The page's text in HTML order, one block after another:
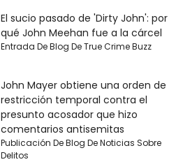
El sucio pasado de 'Dirty John': por
qué John Meehan fue a la cárcel
Entrada De Blog De True Crime Buzz
John Mayer obtiene una orden de
restricción temporal contra el
presunto acosador que hizo
comentarios antisemitas
Publicación De Blog De Noticias Sobre
Delitos